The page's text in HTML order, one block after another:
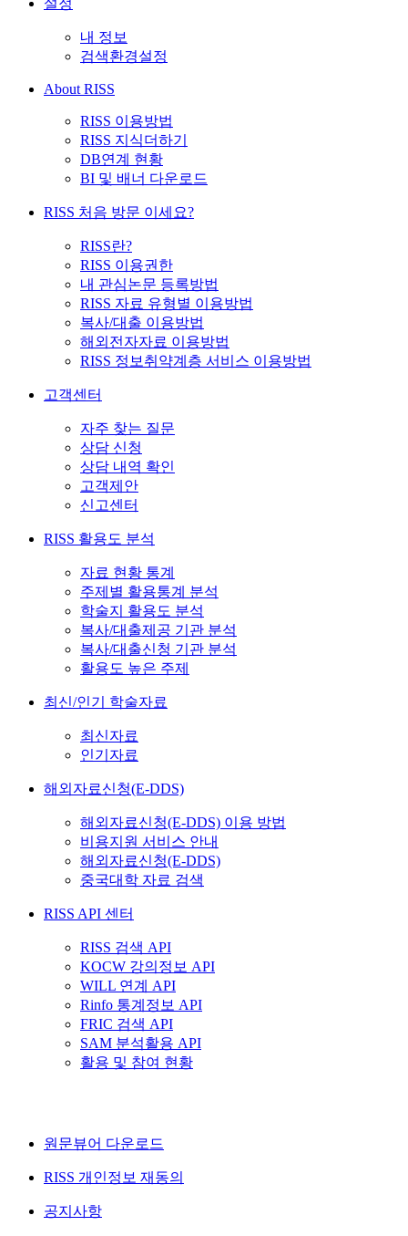
설정
내 정보
검색환경설정
About RISS
RISS 이용방법
RISS 지식더하기
DB연계 현황
BI 및 배너 다운로드
RISS 처음 방문 이세요?
RISS란?
RISS 이용권한
내 관심논문 등록방법
RISS 자료 유형별 이용방법
복사/대출 이용방법
해외전자자료 이용방법
RISS 정보취약계층 서비스 이용방법
고객센터
자주 찾는 질문
상담 신청
상담 내역 확인
고객제안
신고센터
RISS 활용도 분석
자료 현황 통계
주제별 활용통계 분석
학술지 활용도 분석
복사/대출제공 기관 분석
복사/대출신청 기관 분석
활용도 높은 주제
최신/인기 학술자료
최신자료
인기자료
해외자료신청(E-DDS)
해외자료신청(E-DDS) 이용 방법
비용지원 서비스 안내
해외자료신청(E-DDS)
중국대학 자료 검색
RISS API 센터
RISS 검색 API
KOCW 강의정보 API
WILL 연계 API
Rinfo 통계정보 API
FRIC 검색 API
SAM 분석활용 API
활용 및 참여 현황
원문뷰어 다운로드
RISS 개인정보 재동의
공지사항